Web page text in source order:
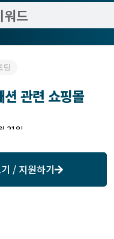
팅
관련 쇼핑몰
31일
/ 지원하기